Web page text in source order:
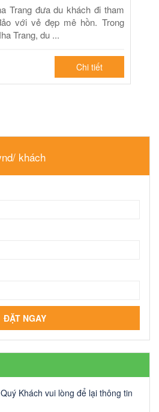
Trang đưa du khách đi tham
với vẻ đẹp mê hồn. Trong
Trang, du ...
Chi tiết
khách
Khách vui lòng để lại thông tin